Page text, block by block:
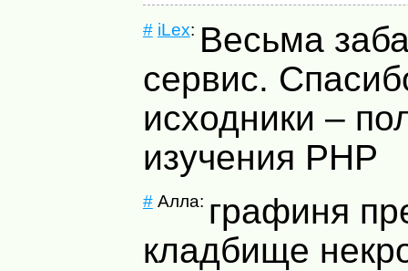
# iLex: Весьма
сервис.
исходники –
изучения PHP
#Алла: графиня
кладбище